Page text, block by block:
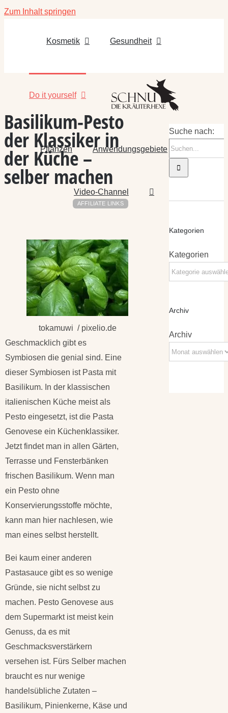
Zum Inhalt springen
Kosmetik Gesundheit
Do it yourself
Pflanzen Anwendungsgebiete
Video-Channel
Basilikum-Pesto
der Klassiker in
der Küche –
selber machen
AFFILIATE LINKS
tokamuwi / pixelio.de
Geschmacklich gibt es
Symbiosen die genial sind. Eine
dieser Symbiosen ist Pasta mit
Basilikum. In der klassischen
italienischen Küche meist als
Pesto eingesetzt, ist die Pasta
Genovese ein Küchenklassiker.
Jetzt findet man in allen Gärten,
Terrasse und Fensterbänken
frischen Basilikum. Wenn man
ein Pesto ohne
Konservierungsstoffe möchte,
kann man hier nachlesen, wie
man eines selbst herstellt.
Bei kaum einer anderen
Pastasauce gibt es so wenige
Gründe, sie nicht selbst zu
machen. Pesto Genovese aus
dem Supermarkt ist meist kein
Genuss, da es mit
Geschmacksverstärkern
versehen ist. Fürs Selber machen
braucht es nur wenige
handelsübliche Zutaten –
Basilikum, Pinienkerne, Käse und
Suche nach:
Kategorien
Kategorien
Archiv
Archiv